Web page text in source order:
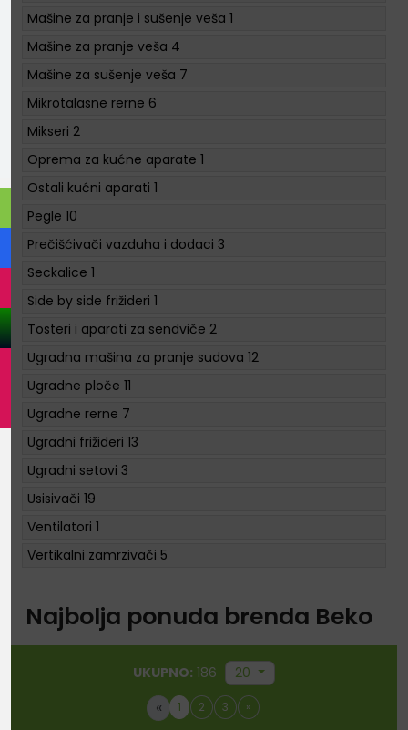
Mašine za pranje i sušenje veša 1
Mašine za pranje veša 4
Mašine za sušenje veša 7
Mikrotalasne rerne 6
Mikseri 2
Oprema za kućne aparate 1
Ostali kućni aparati 1
Pegle 10
Prečišćivači vazduha i dodaci 3
Seckalice 1
Side by side frižideri 1
Tosteri i aparati za sendviče 2
Ugradna mašina za pranje sudova 12
Ugradne ploče 11
Ugradne rerne 7
Ugradni frižideri 13
Ugradni setovi 3
Usisivači 19
Ventilatori 1
Vertikalni zamrzivači 5
Najbolja ponuda brenda Beko
UKUPNO: 186 20
« 1 2 3 »